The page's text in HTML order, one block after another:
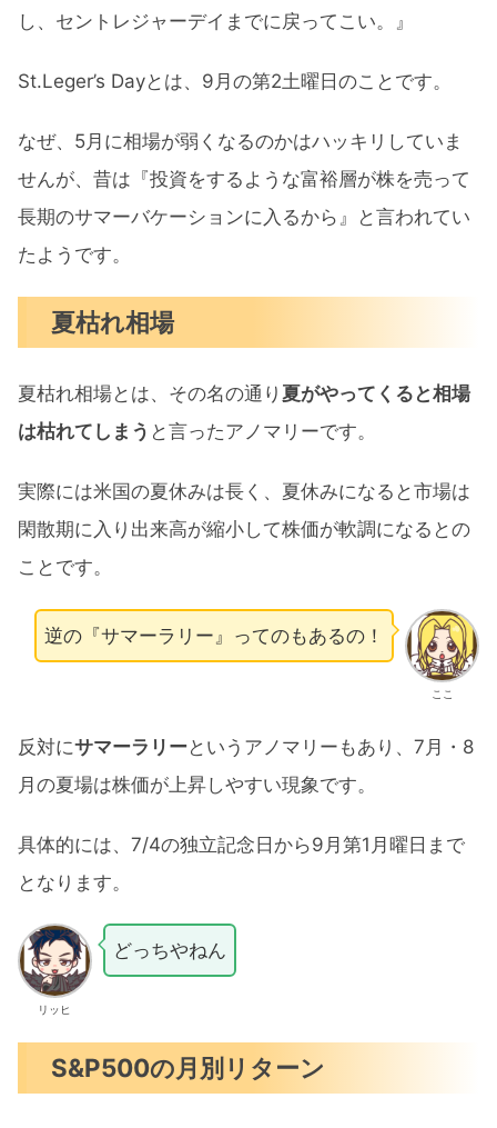
し、セントレジャーデイまでに戻ってこい。』
St.Leger’s Dayとは、9月の第2土曜日のことです。
なぜ、5月に相場が弱くなるのかはハッキリしていま
せんが、昔は『投資をするような富裕層が株を売って
長期のサマーバケーションに入るから』と言われてい
たようです。
夏枯れ相場
夏枯れ相場とは、その名の通り 夏がやってくると相場
は枯れてしまう と言ったアノマリーです。
実際には米国の夏休みは長く、夏休みになると市場は
閑散期に入り出来高が縮小して株価が軟調になるとの
ことです。
ここ
逆の『サマーラリー』ってのもあるの！
反対にサマーラリーというアノマリーもあり、7月・8
月の夏場は株価が上昇しやすい現象です。
具体的には、7/4の独立記念日から9月第1月曜日まで
となります。
リッヒ
どっちやねん
S&P500の月別リターン